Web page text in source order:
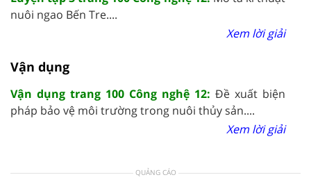
nuôi ngao Bến Tre....
Xem lời giải
Vận dụng
Vận dụng trang 100 Công nghệ 12: Đề xuất biện
pháp bảo vệ môi trường trong nuôi thủy sản....
Xem lời giải
QUẢNG CÁO